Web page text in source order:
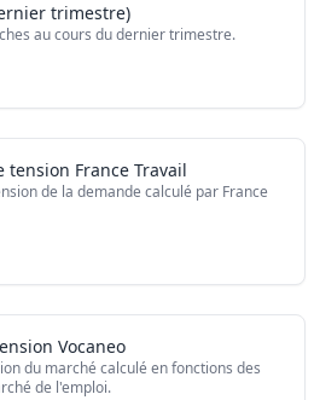
trimestre)
au cours du dernier trimestre.
France Travail
de la demande calculé par France
Vocaneo
du marché calculé en fonctions des
de l'emploi.